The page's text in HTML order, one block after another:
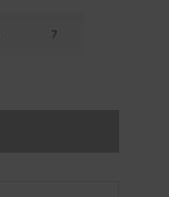
7